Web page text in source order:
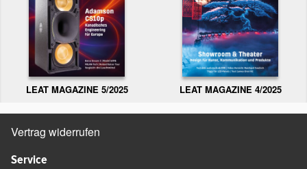
LEAT MAGAZINE 5/2025 LEAT MAGAZINE 4/2025
Vertrag widerrufen
Service